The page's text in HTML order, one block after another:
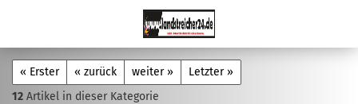
« Erster « zurück weiter »
Letzter »
12 Artikel in dieser Kategorie